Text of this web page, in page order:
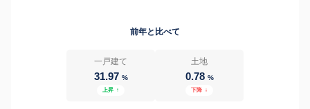
前年と比べて
一戸建て
31.97 %
上昇 ↑
土地
0.78 %
下降 ↓